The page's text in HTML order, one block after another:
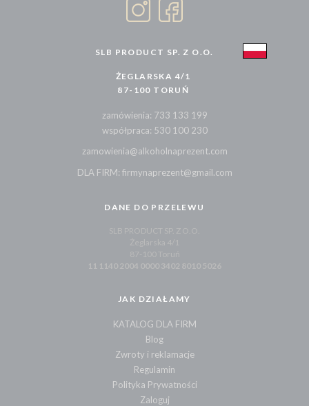
SLB PRODUCT SP. Z O.O.
ŻEGLARSKA 4/1
87-100 TORUŃ
zamówienia: 733 133 199
współpraca: 530 100 230
zamowienia@alkoholnaprezent.com
DLA FIRM: firmynaprezent@gmail.com
DANE DO PRZELEWU
SLB PRODUCT SP. Z O.O.
Żeglarska 4/1
87-100 Toruń
11 1140 2004 0000 3402 8010 5026
JAK DZIAŁAMY
KATALOG DLA FIRM
Blog
Zwroty i reklamacje
Regulamin
Polityka Prywatności
Zaloguj